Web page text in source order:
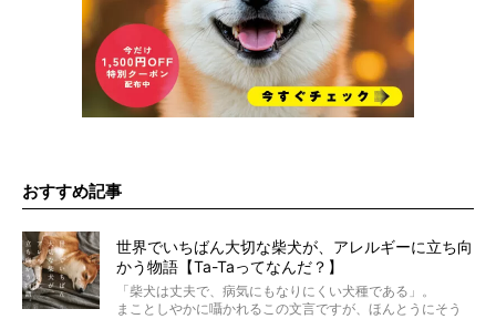
おすすめ記事
世界でいちばん大切な柴犬が、アレルギーに立ち向
かう物語【Ta-Taってなんだ？】
「柴犬は丈夫で、病気にもなりにくい犬種である」。
まことしやかに囁かれるこの文言ですが、ほんとうにそう